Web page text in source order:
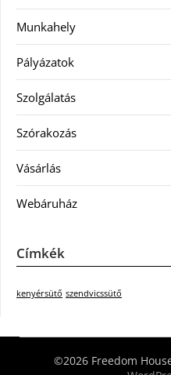
Munkahely
Pályázatok
Szolgálatás
Szórakozás
Vásárlás
Webáruház
Címkék
kenyérsütő szendvicssütő
©2026 Freedom